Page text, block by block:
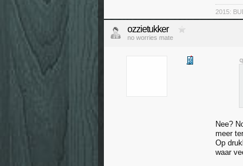
2015:
ozzietukker
no worries mate
Nee?
meer
Op
waar